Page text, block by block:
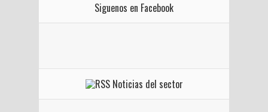
Siguenos en Facebook
Noticias del sector